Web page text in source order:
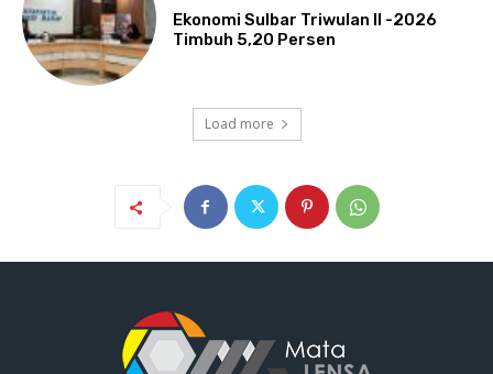
Ekonomi Sulbar Triwulan II -2026
Timbuh 5,20 Persen
Load more